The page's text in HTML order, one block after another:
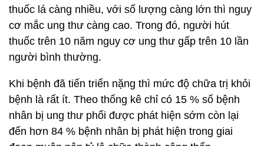
thuốc lá càng nhiều, với số lượng càng lớn thì nguy
cơ mắc ung thư càng cao. Trong đó, người hút
thuốc trên 10 năm nguy cơ ung thư gấp trên 10 lần
người bình thường.
Khi bệnh đã tiến triển nặng thì mức độ chữa trị khỏi
bệnh là rất ít. Theo thống kê chỉ có 15 % số bệnh
nhân bị ung thư phổi được phát hiện sớm còn lại
đến hơn 84 % bệnh nhân bị phát hiện trong giai